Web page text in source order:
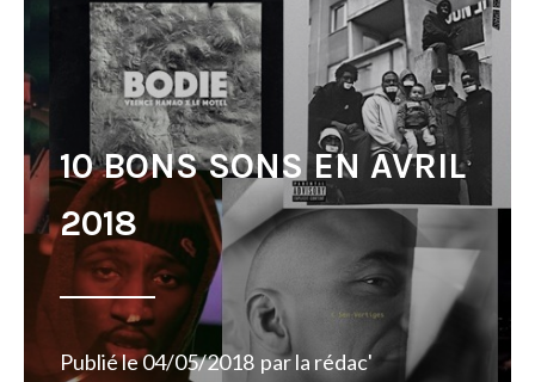
10 BONS SONS EN AVRIL
2018
Publié le04/05/2018 parla rédac'